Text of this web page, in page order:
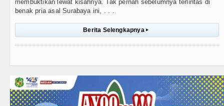
membuktikan lewat kisahnya. Tak pernah sebelumnya terlintas di
benak pria asal Surabaya ini, . . .
Berita Selengkapnya ▸